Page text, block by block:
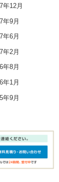
年12月
年9月
年6月
年2月
年8月
年1月
年9月